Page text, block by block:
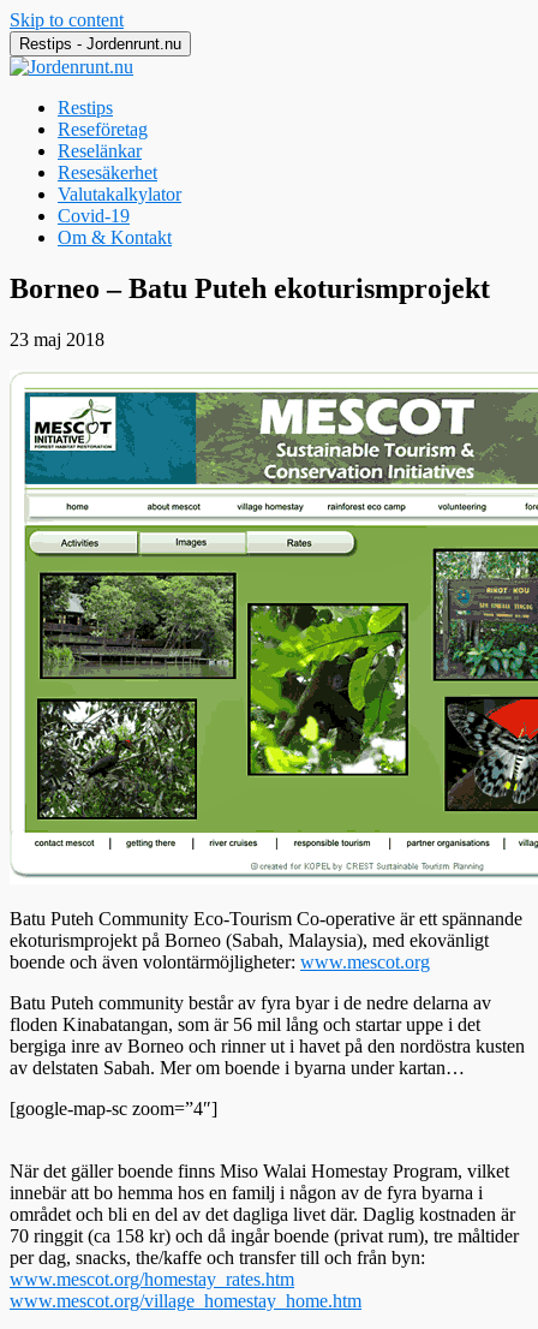
Skip to content
Restips - Jordenrunt.nu
Restips
Reseföretag
Reselänkar
Resesäkerhet
Valutakalkylator
Covid-19
Om & Kontakt
Jordenrunt.nu
Tusen Restips från hela världen
Borneo – Batu Puteh ekoturismprojekt
23 maj 2018
Batu Puteh Community Eco-Tourism Co-operative är ett spännande
ekoturismprojekt på Borneo (Sabah, Malaysia), med ekovänligt
boende och även volontärmöjligheter: www.mescot.org
Batu Puteh community består av fyra byar i de nedre delarna av
floden Kinabatangan, som är 56 mil lång och startar uppe i det
bergiga inre av Borneo och rinner ut i havet på den nordöstra kusten
av delstaten Sabah. Mer om boende i byarna under kartan…
[google-map-sc zoom=”4″]
När det gäller boende finns Miso Walai Homestay Program, vilket
innebär att bo hemma hos en familj i någon av de fyra byarna i
området och bli en del av det dagliga livet där. Daglig kostnaden är
70 ringgit (ca 158 kr) och då ingår boende (privat rum), tre måltider
per dag, snacks, the/kaffe och transfer till och från byn:
www.mescot.org/homestay_rates.htm
www.mescot.org/village_homestay_home.htm